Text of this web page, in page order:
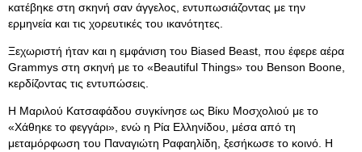
κατέβηκε στη σκηνή σαν άγγελος, εντυπωσιάζοντας με την
ερμηνεία και τις χορευτικές του ικανότητες.
Ξεχωριστή ήταν και η εμφάνιση του Biased Beast, που έφερε αέρα
Grammys στη σκηνή με το «Beautiful Things» του Benson Boone,
κερδίζοντας τις εντυπώσεις.
Η Μαριλού Κατσαφάδου συγκίνησε ως Βίκυ Μοσχολιού με το
«Χάθηκε το φεγγάρι», ενώ η Ρία Ελληνίδου, μέσα από τη
μεταμόρφωση του Παναγιώτη Ραφαηλίδη, ξεσήκωσε το κοινό. Η